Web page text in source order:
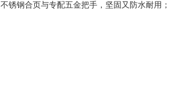
不锈钢合页与专配五金把手，坚固又防水耐用；